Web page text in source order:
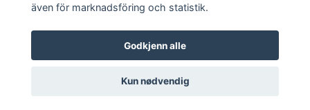
© 2026 Tages i Söndraby
även för marknadsföring och statistik.
Godkjenn alle
Kun nødvendig